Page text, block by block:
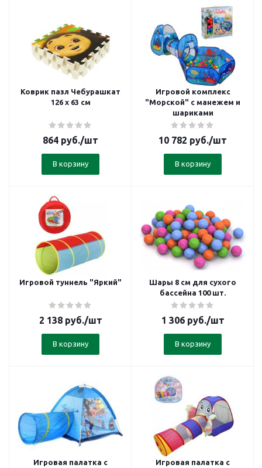
Коврик пазл Чебурашкат
126 х 63 см
864 руб./шт
В корзину
Игровой комплекс
"Морской" с манежем и
шариками
10 782 руб./шт
В корзину
Игровой туннель "Яркий"
2 138руб./шт
В корзину
Шары 8 см для сухого
бассейна 100 шт.
1 306руб./шт
В корзину
Игровая палатка с
Игровая палатка с